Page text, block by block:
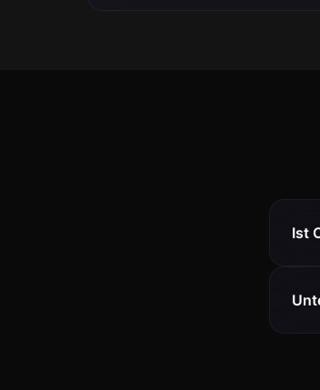
Ist